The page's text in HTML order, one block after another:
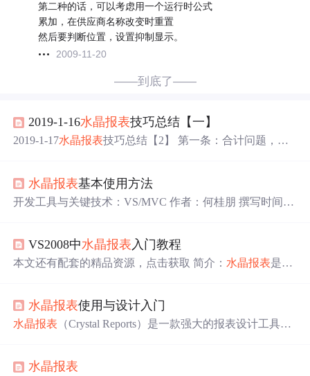
第二种的话，可以考虑用一个运行时公式
累加，在供应商名称改变时重置
然后要判断位置，设置抑制显示。
2009-11-20
——到底了——
2019-1-16水晶报表技巧总结【一】
2019-1-17水晶报表技巧总结【2】 第一条：合计问题，包
料】中，有些字段不想在一些页面显示出来，可抑制显示
这些字段，在后面的公式中添加： 第三条：分页问题,有按
式...
水晶报表基本使用方法
开发工具与关键技术：VS/MVC 作者：何桂朋 撰写时间：
内最专业、功能最强的报表系统，它除了强大的报表功能
外。最大的优势是实现了与绝大多数流行开发工具的集成
开发新...
VS2008中水晶报表 入门教程
本文还有配套的精品资源，点击获取 简介： 水晶报表是一
环境下创建和使用水晶报表，涵盖从创建项目、设计界
面、数据绑定、计算汇总、图表图形设计到参数化报表的
在Window...
水晶报表使用与设计入门
水晶报表 （Crystal Reports）是一款强大的报表设计工具，
觉展示是不可或缺的技能。
水晶报表